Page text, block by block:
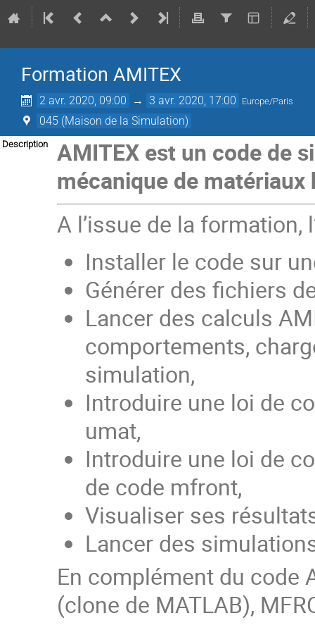
Formation AMITEX
2 avr. 2020, 09:00 → 3 avr. 2020, 17:00 Europe/Paris
045 (Maison de la Simulation)
Description
AMITEX est un code de
mécanique de
A l’issue de la formation,
Installer le code sur
Générer des fichiers
Lancer des calculs
comportements,
simulation,
Introduire une loi de
umat,
Introduire une loi de
de code mfront,
Visualiser ses
Lancer des
En complément du code
(clone de MATLAB),